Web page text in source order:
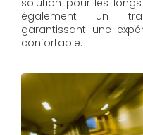
également un
garantissant une
confortable.